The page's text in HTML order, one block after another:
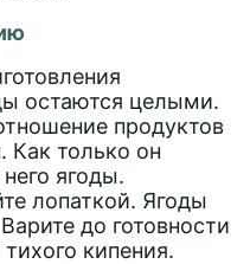
остаются целыми.
продуктов
Как только он
ягоды.
лопаткой. Ягоды
до готовности
кипения.